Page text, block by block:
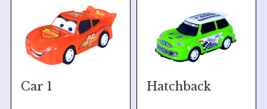
Car 1 Hatchback